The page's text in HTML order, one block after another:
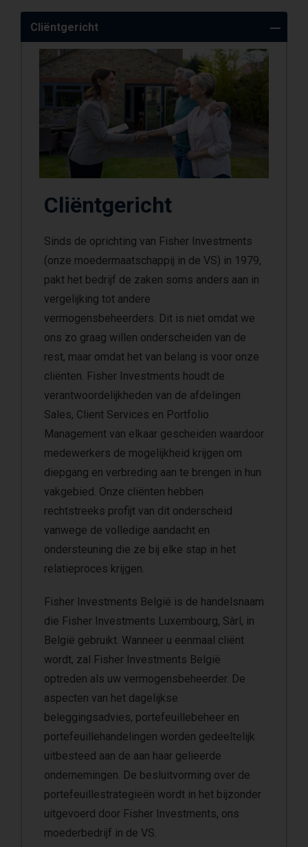
Cliëntgericht
Cliëntgericht
Sinds de oprichting van Fisher Investments
(onze moedermaatschappij in de VS) in 1979,
pakt het bedrijf de zaken soms anders aan in
vergelijking tot andere
vermogensbeheerders. Dit is niet omdat we
ons zo graag willen onderscheiden van de
rest, maar omdat het van belang is voor onze
cliënten. Fisher Investments houdt de
verantwoordelijkheden van de afdelingen
Sales, Client Services en Portfolio
Management van elkaar gescheiden waardoor
medewerkers de mogelijkheid krijgen om
diepgang en verbreding aan te brengen in hun
vakgebied. Onze cliënten hebben
rechtstreeks profijt van dit onderscheid
vanwege de volledige aandacht en
ondersteuning die ze bij elke stap in het
relatieproces krijgen.
Fisher Investments België is de handelsnaam
die Fisher Investments Luxembourg, Sàrl, in
België gebruikt. Wanneer u eenmaal cliënt
wordt, zal Fisher Investments België
optreden als uw vermogensbeheerder. De
aspecten van het dagelijkse
beleggingsadvies, portefeuillebeheer en
portefeuillehandelingen worden gedeeltelijk
uitbesteed aan de aan haar gelieerde
ondernemingen. De besluitvorming over de
portefeuillestrategieën wordt in het bijzonder
uitgevoerd door Fisher Investments, ons
moederbedrijf in de VS.